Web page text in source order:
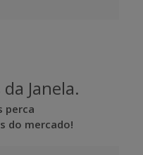
Janela.
perca
do mercado!